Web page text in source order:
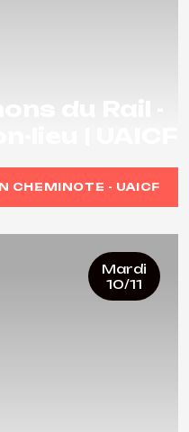
CHEMINOTE - UAICF
Mardi
10/11